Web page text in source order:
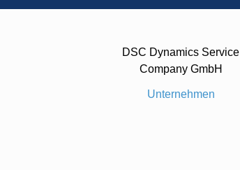
DSC Dynamics Service
Company GmbH
Unternehmen